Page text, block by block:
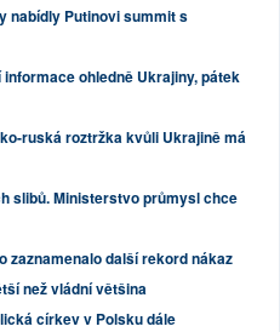
nabídly Putinovi summit s
ohledně Ukrajiny, pátek
ruská roztržka kvůli Ukrajině má
slibů. Ministerstvo průmysl chce
zaznamenalo další rekord nákaz
než vládní většina
církev v Polsku dále